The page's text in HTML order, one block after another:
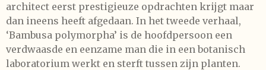
architect eerst prestigieuze opdrachten krijgt maar
dan ineens heeft afgedaan. In het tweede verhaal,
‘Bambusa polymorpha’ is de hoofdpersoon een
verdwaasde en eenzame man die in een botanisch
laboratorium werkt en sterft tussen zijn planten.